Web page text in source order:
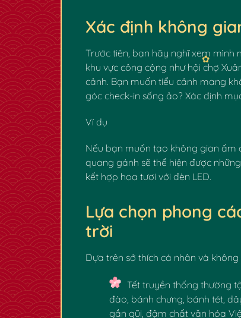
Xác định không
Trước tiên, bạn hãy nghĩ xem mình
khu vực công cộng như hội chợ
cảnh. Bạn muốn tiểu cảnh mang
góc check-in sống ảo? Xác định
Ví dụ
Nếu bạn muốn tạo không gian ấm
quang gánh sẽ thể hiện được
kết hợp hoa tươi với đèn LED.
Lựa chọn phong
trời
Dựa trên sở thích cá nhân và
Tết truyền thống thường
đào, bánh chưng, bánh tét,
gần gũi, đậm chất văn hóa